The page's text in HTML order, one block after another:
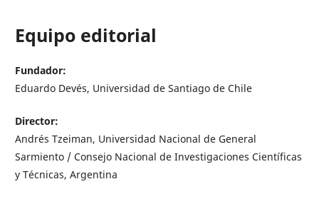
Equipo editorial
Fundador:
Eduardo Devés, Universidad de Santiago de Chile
Director:
Andrés Tzeiman, Universidad Nacional de General
Sarmiento / Consejo Nacional de Investigaciones Científicas
y Técnicas, Argentina